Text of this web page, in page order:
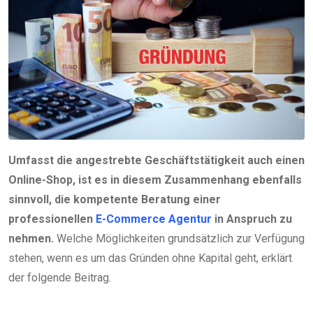
Umfasst die angestrebte Geschäftstätigkeit auch einen
Online-Shop, ist es in diesem Zusammenhang ebenfalls
sinnvoll, die kompetente Beratung einer
professionellen E-Commerce Agentur in Anspruch zu
nehmen. Welche Möglichkeiten grundsätzlich zur Verfügung
stehen, wenn es um das Gründen ohne Kapital geht, erklärt
der folgende Beitrag.